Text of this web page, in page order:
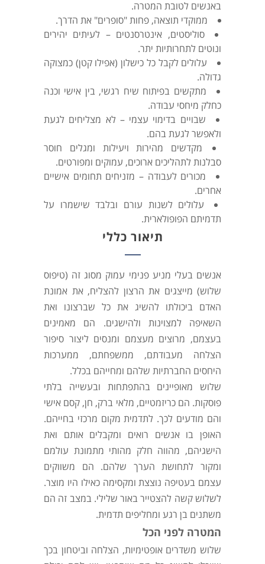
באנשים לטובת המטרה.
ממוקדי תוצאה, פחות "סופרים" את הדרך.
סוליסטים, אינטרסנטים – לעיתים יהירים
ונוטים לתחרותיות יתר.
עלולים לקבל כל כישלון (אפילו קטן) כמצוקה
גדולה.
מתקשים בפיתוח שיח רגשי, בין אישי וכנה
כחלק מיחסי עבודה.
שבויים בדימוי עצמי – לא מצליחים לגעת
ולאפשר לגעת בהם.
מקדשים מהירות ויעילות ומגלים חוסר
סבלנות לתהליכים ארוכים, עמוקים ומפורטים.
מכורים לעבודה – מזניחים תחומים אישיים
אחרים.
עלולים לשנות עורם ובלבד שישמרו על
תדמיתם הפופולארית.
תיאור כללי
אנשים בעלי מניע פנימי עמוק מסוג זה (טיפוס
שלוש) מייצגים את הרצון להצליח, את אמונת
האדם ביכולתו להשיג את כל שברצונו ואת
השאיפה למצוינות ולהישגים. הם מאמינים
בעצמם, מרוצים מעצמם ומנסים ליצור סיפור
הצלחה מעבודתם, ממשפחתם, ממערכות
היחסים החברתיות שלהם ומחייהם בכלל.
שלוש מאופיינים בהתפתחות ובעשייה בלתי
פוסקות. הם כריזמטיים, מלאי ברק, חן, קסם אישי
והם מודעים לכך. לתדמית מקום מרכזי בחייהם.
האופן בו אנשים רואים ומקבלים אותם ואת
הישגיהם, מהווה חלק מהותי מתמונת עולמם
ומקור לתחושת הערך שלהם. הם משווקים
עצמם בעטיפה נוצצת ומקסימה כאילו היו מוצר.
לשלוש קשה להצטייר באור שלילי. במצב זה הם
משתנים בן רגע ומחליפים תדמית.
המטרה לפני הכל
שלוש משדרים אופטימיות, הצלחה וביטחון בכך